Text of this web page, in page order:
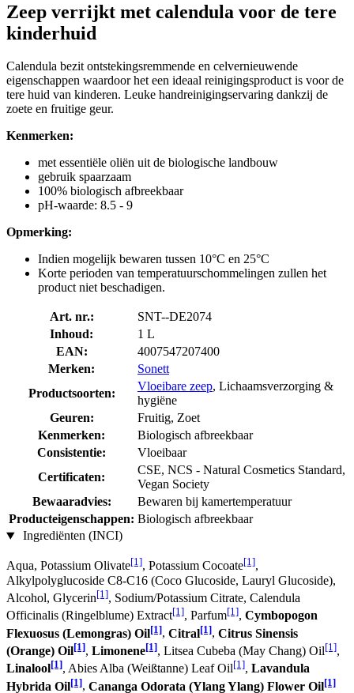
Zeep verrijkt met calendula voor de tere
kinderhuid
Calendula bezit ontstekingsremmende en celvernieuwende
eigenschappen waardoor het een ideaal reinigingsproduct is voor de
tere huid van kinderen. Leuke handreinigingservaring dankzij de
zoete en fruitige geur.
Kenmerken:
met essentiële oliën uit de biologische landbouw
gebruik spaarzaam
100% biologisch afbreekbaar
pH-waarde: 8.5 - 9
Opmerking:
Indien mogelijk bewaren tussen 10°C en 25°C
Korte perioden van temperatuurschommelingen zullen het
product niet beschadigen.
Art. nr.:
SNT--DE2074
Inhoud:
1 L
EAN:
4007547207400
Merken:
Sonett
Productsoorten:
Vloeibare zeep, Lichaamsverzorging &
hygiëne
Geuren:
Fruitig, Zoet
Kenmerken:
Biologisch afbreekbaar
Consistentie:
Vloeibaar
Certificaten:
CSE, NCS - Natural Cosmetics Standard,
Vegan Society
Bewaaradvies:
Bewaren bij kamertemperatuur
Producteigenschappen: Biologisch afbreekbaar
Ingrediënten (INCI)
Aqua, Potassium Olivate[1], Potassium Cocoate[1],
Alkylpolyglucoside C8-C16 (Coco Glucoside, Lauryl Glucoside),
Alcohol, Glycerin[1], Sodium/Potassium Citrate, Calendula
Officinalis (Ringelblume) Extract[1], Parfum[1], Cymbopogon
Flexuosus (Lemongras) Oil[1], Citral[1], Citrus Sinensis
(Orange) Oil[1], Limonene[1], Litsea Cubeba (May Chang) Oil[1],
Linalool[1], Abies Alba (Weißtanne) Leaf Oil[1], Lavandula
Hybrida Oil[1], Cananga Odorata (Ylang Ylang) Flower Oil[1]